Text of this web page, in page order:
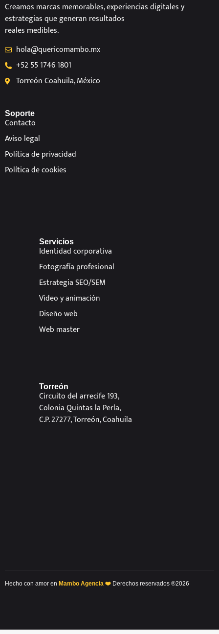
Creamos marcas memorables, experiencias digitales y
estrategias que generan resultados
reales medibles.
hola@quericomambo.mx
+52 55 1746 1801
Torreón Coahuila, México
Soporte
Contacto
Aviso legal
Política de privacidad
Política de cookies
Servicios
Identidad corporativa
Fotografía profesional
Estrategia SEO/SEM
Video y animación
Diseño web
Web master
Torreón
Circuito del arrecife 193,
Colonia Quintas la Perla,
C.P. 27277, Torreón, Coahuila
Hecho con amor en Mambo Agencia ❤️ Derechos reservados ®2026